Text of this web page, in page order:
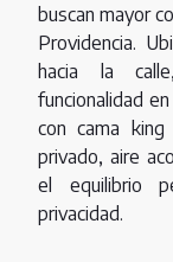
buscan mayor
Providencia.
hacia la
funcionalidad
con cama
privado, aire
el equilibrio
privacidad.